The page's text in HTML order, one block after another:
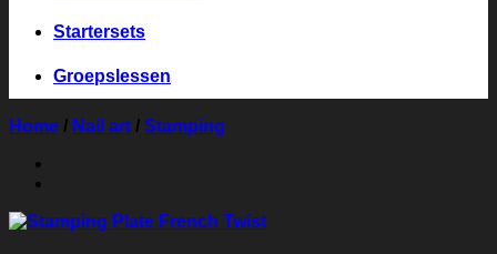
Startersets
Groepslessen
Home / Nail art / Stamping